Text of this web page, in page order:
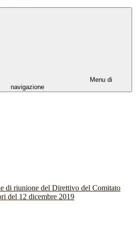
Menu di
navigazione
di riunione del Direttivo del Comitato
del 12 dicembre 2019